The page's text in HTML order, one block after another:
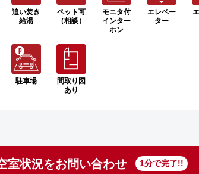
追い焚き
給湯
ペット可
（相談）
モニタ付
インター
ホン
エレベー
ター
駐車場
間取り図
あり
室状況をお問い合わせ 1分で完了!!